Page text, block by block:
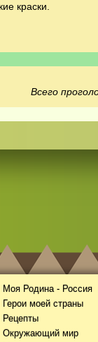
краски.
Всего
Моя Родина - Россия
Герои моей страны
Рецепты
Окружающий мир